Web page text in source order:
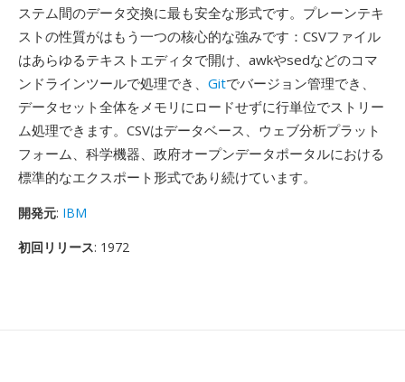
ステム間のデータ交換に最も安全な形式です。プレーンテキ
ストの性質がはもう一つの核心的な強みです：CSVファイル
はあらゆるテキストエディタで開け、awkやsedなどのコマ
ンドラインツールで処理でき、 Gitでバージョン管理でき、
データセット全体をメモリにロードせずに行単位でストリー
ム処理できます。CSVはデータベース、ウェブ分析プラット
フォーム、科学機器、政府オープンデータポータルにおける
標準的なエクスポート形式であり続けています。
開発元: IBM
初回リリース: 1972